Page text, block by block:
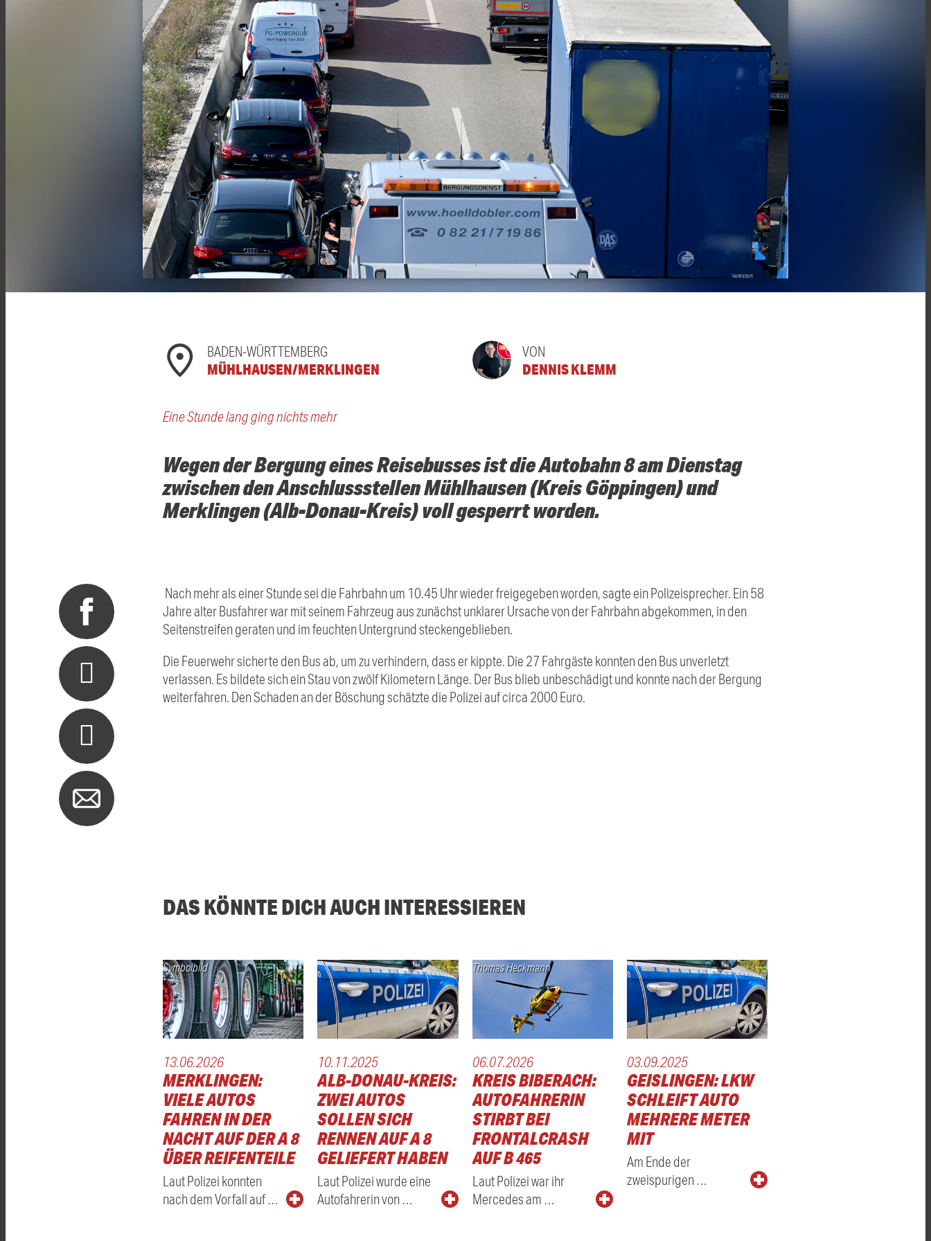
BADEN-WÜRTTEMBERG
MÜHLHAUSEN/MERKLINGEN
VON
DENNIS KLEMM
Eine Stunde lang ging nichts mehr
Wegen der Bergung eines Reisebusses ist die Autobahn 8 am Dienstag
zwischen den Anschlussstellen Mühlhausen (Kreis Göppingen) und
Merklingen (Alb-Donau-Kreis) voll gesperrt worden.
Nach mehr als einer Stunde sei die Fahrbahn um 10.45 Uhr wieder freigegeben worden, sagte ein Polizeisprecher. Ein 58
Jahre alter Busfahrer war mit seinem Fahrzeug aus zunächst unklarer Ursache von der Fahrbahn abgekommen, in den
Seitenstreifen geraten und im feuchten Untergrund steckengeblieben.
Die Feuerwehr sicherte den Bus ab, um zu verhindern, dass er kippte. Die 27 Fahrgäste konnten den Bus unverletzt
verlassen. Es bildete sich ein Stau von zwölf Kilometern Länge. Der Bus blieb unbeschädigt und konnte nach der Bergung
weiterfahren. Den Schaden an der Böschung schätzte die Polizei auf circa 2000 Euro.
DAS KÖNNTE DICH AUCH INTERESSIEREN
Symbolbild
13.06.2026
MERKLINGEN:
VIELE AUTOS
FAHREN IN DER
NACHT AUF DER A 8
ÜBER REIFENTEILE
Laut Polizei konnten
nach dem Vorfall auf …
10.11.2025
ALB-DONAU-KREIS:
ZWEI AUTOS
SOLLEN SICH
RENNEN AUF A 8
GELIEFERT HABEN
Laut Polizei wurde eine
Autofahrerin von …
Thomas Heckmann
06.07.2026
KREIS BIBERACH:
AUTOFAHRERIN
STIRBT BEI
FRONTALCRASH
AUF B 465
Laut Polizei war ihr
Mercedes am …
03.09.2025
GEISLINGEN: LKW
SCHLEIFT AUTO
MEHRERE METER
MIT
Am Ende der
zweispurigen …